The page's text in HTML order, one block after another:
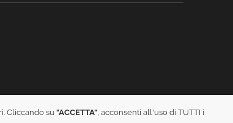
Cliccando su "ACCETTA" , acconsenti all'uso di TUTTI i